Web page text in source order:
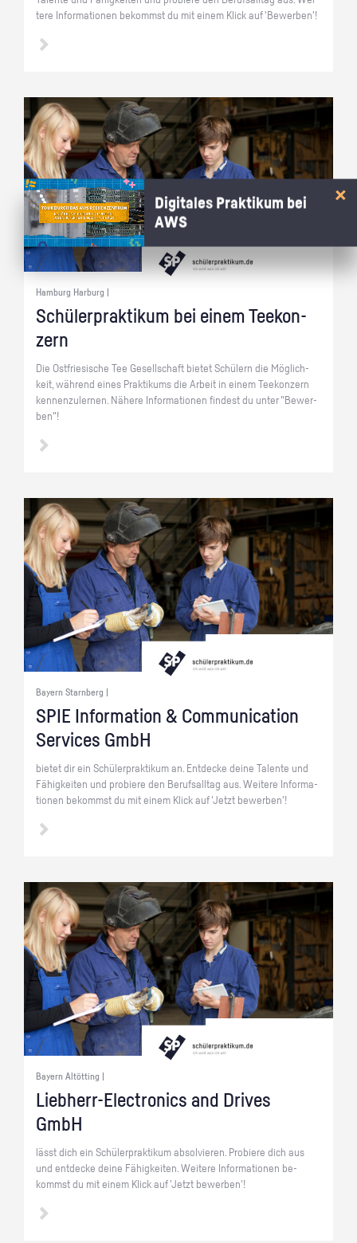
te­re In­for­ma­tio­nen be­kommst du mit einem Klick auf 'Be­wer­ben'!
Hamburg Harburg |
Schü­ler­prak­ti­kum bei einem Tee­kon­
zern
Die Ost­frie­si­sche Tee Ge­sell­schaft bie­tet Schü­lern die Mög­lich­
keit, wäh­rend eines Prak­ti­kums die Ar­beit in einem Tee­kon­zern
ken­nen­zu­ler­nen. Nä­he­re In­for­ma­tio­nen fin­dest du unter "Be­wer­
ben"!
Bayern Starnberg |
SPIE In­for­ma­ti­on & Com­mu­ni­ca­ti­on
Ser­vices GmbH
bie­tet dir ein Schü­ler­prak­ti­kum an. Ent­de­cke deine Ta­len­te und
Fä­hig­kei­ten und pro­bie­re den Be­rufs­all­tag aus. Wei­te­re In­for­ma­
tio­nen be­kommst du mit einem Klick auf 'Jetzt be­wer­ben'!
Bayern Altötting |
Lieb­herr-Elec­tro­nics and Dri­ves
GmbH
lässt dich ein Schü­ler­prak­ti­kum ab­sol­vie­ren. Pro­bie­re dich aus
und ent­de­cke deine Fä­hig­kei­ten. Wei­te­re In­for­ma­tio­nen be­
kommst du mit einem Klick auf 'Jetzt be­wer­ben'!
Digitales Praktikum bei
AWS